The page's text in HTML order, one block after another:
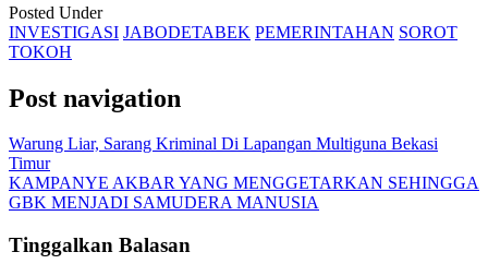
Posted Under
INVESTIGASI JABODETABEK PEMERINTAHAN SOROT
TOKOH
Post navigation
Warung Liar, Sarang Kriminal Di Lapangan Multiguna Bekasi
Timur
KAMPANYE AKBAR YANG MENGGETARKAN SEHINGGA
GBK MENJADI SAMUDERA MANUSIA
Tinggalkan Balasan